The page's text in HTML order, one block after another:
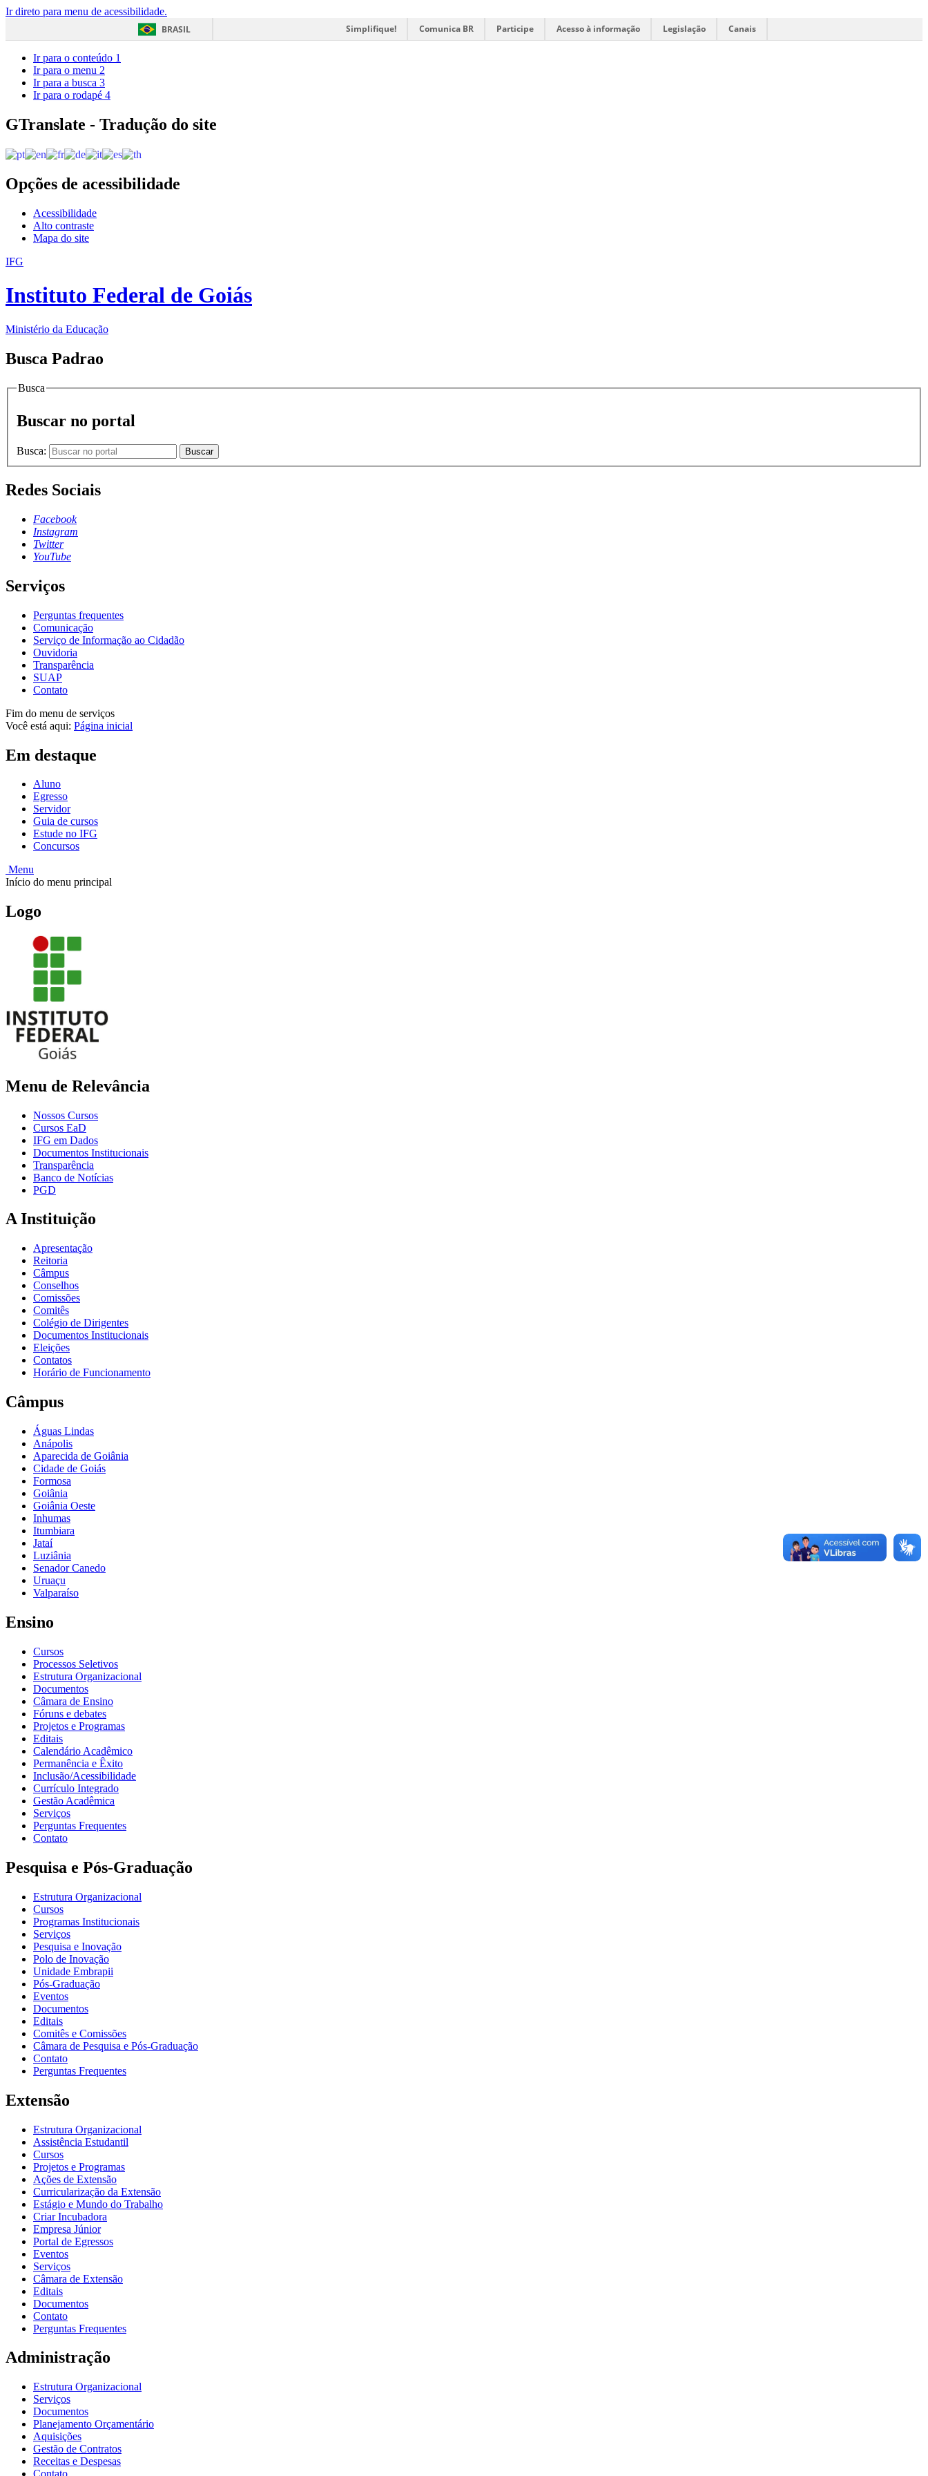
Ir direto para menu de acessibilidade.
BRASIL
Simplifique! Comunica BR Participe Acesso à informação Legislação Canais
Ir para o conteúdo 1
Ir para o menu 2
Ir para a busca 3
Ir para o rodapé 4
GTranslate - Tradução do site
Opções de acessibilidade
Acessibilidade
Alto contraste
Mapa do site
IFG
Instituto Federal de Goiás
Ministério da Educação
Busca Padrao
Busca
Buscar no portal
Busca: Buscar
Redes Sociais
Facebook
Instagram
Twitter
YouTube
Serviços
Perguntas frequentes
Comunicação
Serviço de Informação ao Cidadão
Ouvidoria
Transparência
SUAP
Contato
Fim do menu de serviços
Você está aqui: Página inicial
Em destaque
Aluno
Egresso
Servidor
Guia de cursos
Estude no IFG
Concursos
Menu
Início do menu principal
Logo
Menu de Relevância
Nossos Cursos
Cursos EaD
IFG em Dados
Documentos Institucionais
Transparência
Banco de Notícias
PGD
A Instituição
Apresentação
Reitoria
Câmpus
Conselhos
Comissões
Comitês
Colégio de Dirigentes
Documentos Institucionais
Eleições
Contatos
Horário de Funcionamento
Câmpus
Águas Lindas
Anápolis
Aparecida de Goiânia
Cidade de Goiás
Formosa
Goiânia
Goiânia Oeste
Inhumas
Itumbiara
Jataí
Luziânia
Senador Canedo
Uruaçu
Valparaíso
Ensino
Cursos
Processos Seletivos
Estrutura Organizacional
Documentos
Câmara de Ensino
Fóruns e debates
Projetos e Programas
Editais
Calendário Acadêmico
Permanência e Êxito
Inclusão/Acessibilidade
Currículo Integrado
Gestão Acadêmica
Serviços
Perguntas Frequentes
Contato
Pesquisa e Pós-Graduação
Estrutura Organizacional
Cursos
Programas Institucionais
Serviços
Pesquisa e Inovação
Polo de Inovação
Unidade Embrapii
Pós-Graduação
Eventos
Documentos
Editais
Comitês e Comissões
Câmara de Pesquisa e Pós-Graduação
Contato
Perguntas Frequentes
Extensão
Estrutura Organizacional
Assistência Estudantil
Cursos
Projetos e Programas
Ações de Extensão
Curricularização da Extensão
Estágio e Mundo do Trabalho
Criar Incubadora
Empresa Júnior
Portal de Egressos
Eventos
Serviços
Câmara de Extensão
Editais
Documentos
Contato
Perguntas Frequentes
Administração
Estrutura Organizacional
Serviços
Documentos
Planejamento Orçamentário
Aquisições
Gestão de Contratos
Receitas e Despesas